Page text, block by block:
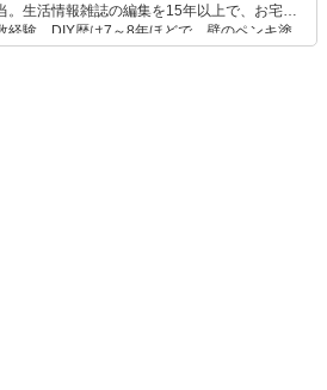
。生活情報雑誌の編集を15年以上で、お宅訪
経験。DIY歴は7～8年ほどで、壁のペンキ塗
ンジなどもチャレンジ済み。初心者でもモノ